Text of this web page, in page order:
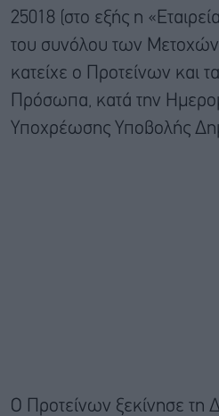
25018 (στο εξής η
του συνόλου των Μετοχών,
κατείχε ο Προτείνων και
Πρόσωπα, κατά την
Υποχρέωσης Υποβολής
Ο Προτείνων ξεκίνησε τη